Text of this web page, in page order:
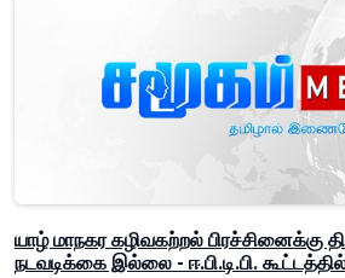
யாழ் மாநகர கழிவகற்றல் பிரச்சினைக்கு
நடவடிக்கை இல்லை - ஈ.பி.டி.பி.